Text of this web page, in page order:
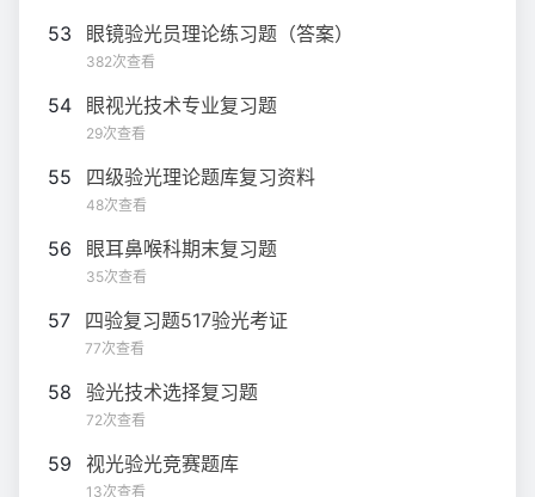
53 眼镜验光员理论练习题（答案）
382次查看
54 眼视光技术专业复习题
29次查看
55 四级验光理论题库复习资料
48次查看
56 眼耳鼻喉科期末复习题
35次查看
57 四验复习题517验光考证
77次查看
58 验光技术选择复习题
72次查看
59 视光验光竞赛题库
13次查看